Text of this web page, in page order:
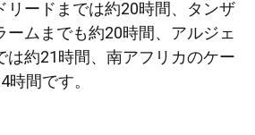
リードまでは約20時間、タンザ
ームまでも約20時間、アルジェ
は約21時間、南アフリカのケー
間です。